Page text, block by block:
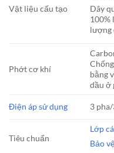
Vật liệu cấu tạo
Dây
100%
lượng
Phớt cơ khí
bằng
dầu ở
Điện áp sử dụng 3
Tiêu chuẩn
Lớp
Bảo